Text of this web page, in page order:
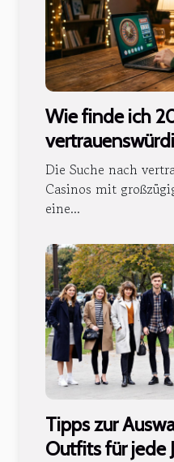
Wie finde ich
Casinos mit
Die Suche nach
Casinos mit
eine...
Tipps zur
Outfits für jede